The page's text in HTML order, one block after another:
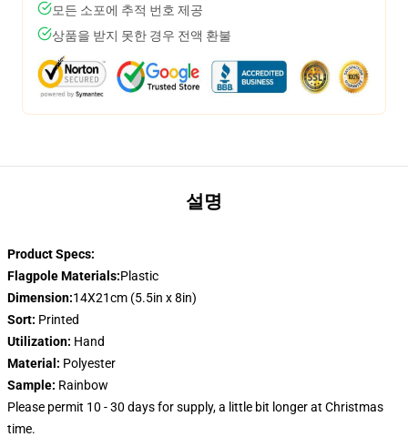
모든 소포에 추적 번호 제공
상품을 받지 못한 경우 전액 환불
설명
Product Specs:
Flagpole Materials:Plastic
Dimension:14X21cm (5.5in x 8in)
Sort: Printed
Utilization: Hand
Material: Polyester
Sample: Rainbow
Please permit 10 - 30 days for supply, a little bit longer at Christmas
time.